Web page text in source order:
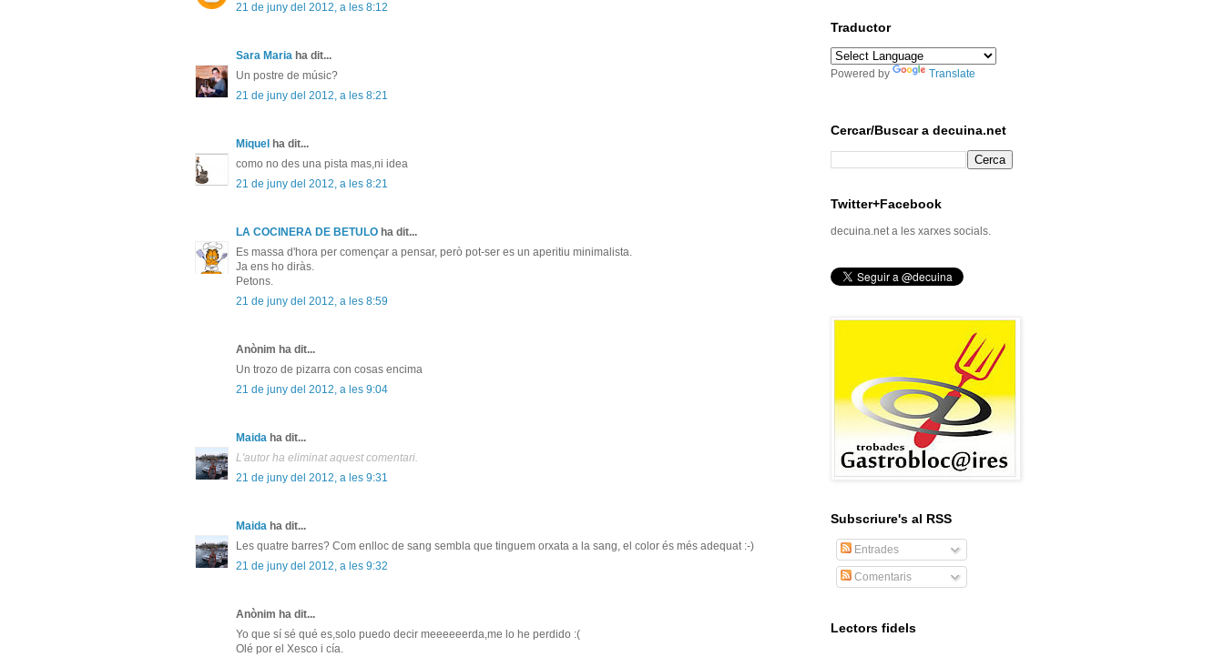
21 de juny del 2012, a les 8:12
Sara Maria ha dit...
Un postre de músic?
21 de juny del 2012, a les 8:21
Miquel ha dit...
como no des una pista mas,ni idea
21 de juny del 2012, a les 8:21
LA COCINERA DE BETULO ha dit...
Es massa d'hora per començar a pensar, però pot-ser es un aperitiu minimalista.
Ja ens ho diràs.
Petons.
21 de juny del 2012, a les 8:59
Anònim ha dit...
Un trozo de pizarra con cosas encima
21 de juny del 2012, a les 9:04
Maida ha dit...
L'autor ha eliminat aquest comentari.
21 de juny del 2012, a les 9:31
Maida ha dit...
Les quatre barres? Com enlloc de sang sembla que tinguem orxata a la sang, el color és més adequat :-)
21 de juny del 2012, a les 9:32
Anònim ha dit...
Yo que sí sé qué es,solo puedo decir meeeeeerda,me lo he perdido :(
Olé por el Xesco i cía.
Traductor
Powered by Translate
Cercar/Buscar a decuina.net
Twitter+Facebook
decuina.net a les xarxes socials.
Subscriure's al RSS
Entrades
Comentaris
Lectors fidels